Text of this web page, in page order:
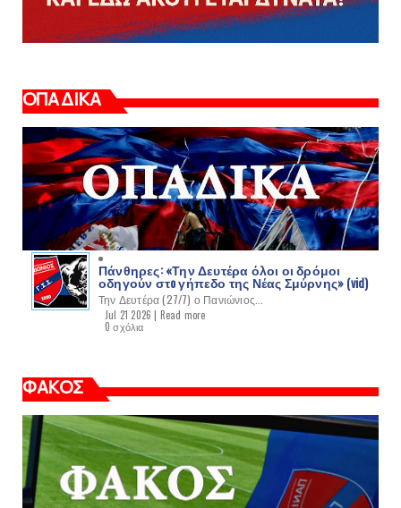
ΟΠΑΔΙΚΑ
Πάνθηρες: «Την Δευτέρα όλοι οι δρόμοι
οδηγούν στo γήπεδο της Νέας Σμύρνης» (vid)
Την Δευτέρα (27/7) ο Πανιώνιος...
Jul 21 2026 | Read more
0 σχόλια
ΦΑΚΟΣ